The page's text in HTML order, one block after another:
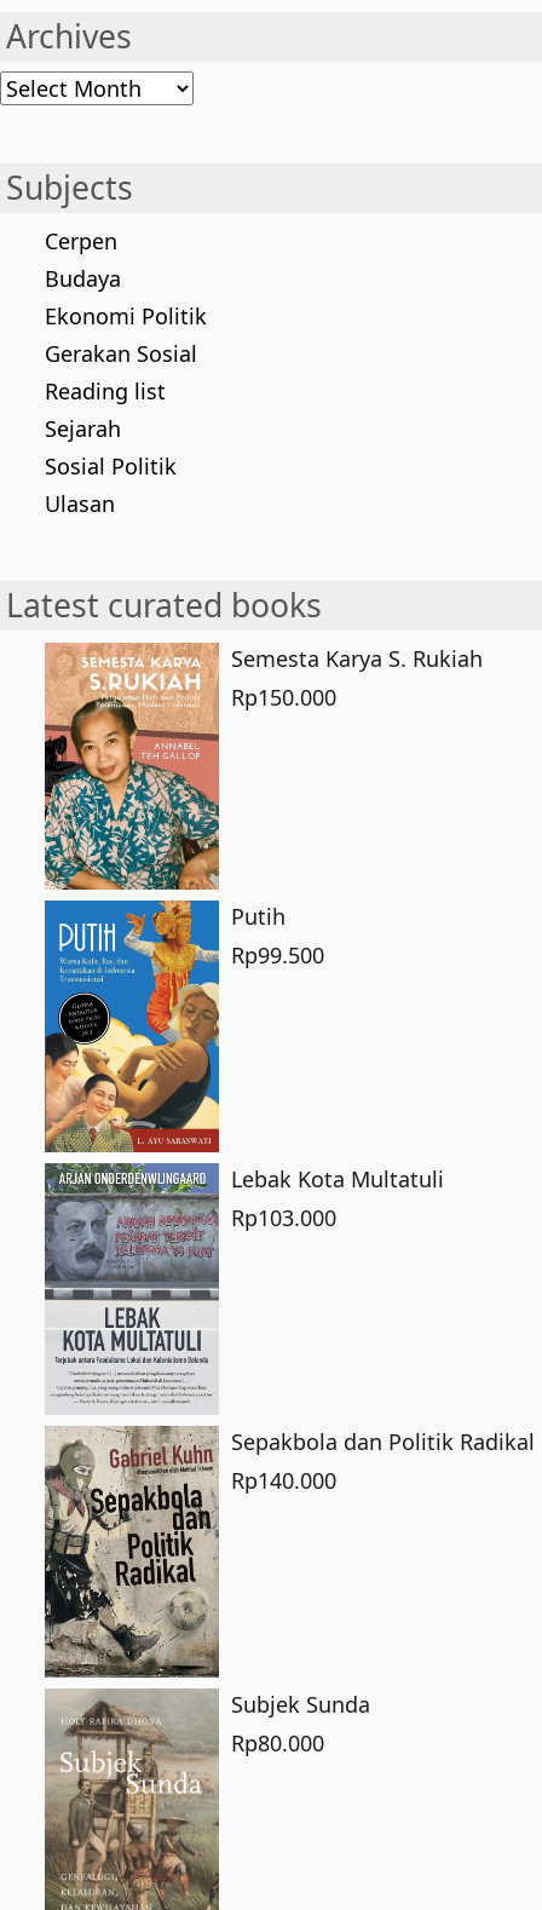
Archives
Archives
Subjects
Cerpen
Budaya
Ekonomi Politik
Gerakan Sosial
Reading list
Sejarah
Sosial Politik
Ulasan
Latest curated books
Semesta Karya S. Rukiah
Rp150.000
Putih
Rp99.500
Lebak Kota Multatuli
Rp103.000
Sepakbola dan Politik Radikal
Rp140.000
Subjek Sunda
Rp80.000